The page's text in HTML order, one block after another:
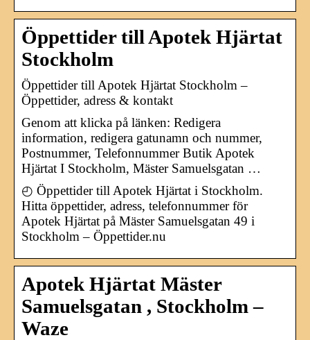
Öppettider till Apotek Hjärtat
Stockholm
Öppettider till Apotek Hjärtat Stockholm –
Öppettider, adress & kontakt
Genom att klicka på länken: Redigera
information, redigera gatunamn och nummer,
Postnummer, Telefonnummer Butik Apotek
Hjärtat I Stockholm, Mäster Samuelsgatan …
◴ Öppettider till Apotek Hjärtat i Stockholm.
Hitta öppettider, adress, telefonnummer för
Apotek Hjärtat på Mäster Samuelsgatan 49 i
Stockholm – Öppettider.nu
Apotek Hjärtat Mäster
Samuelsgatan , Stockholm –
Waze